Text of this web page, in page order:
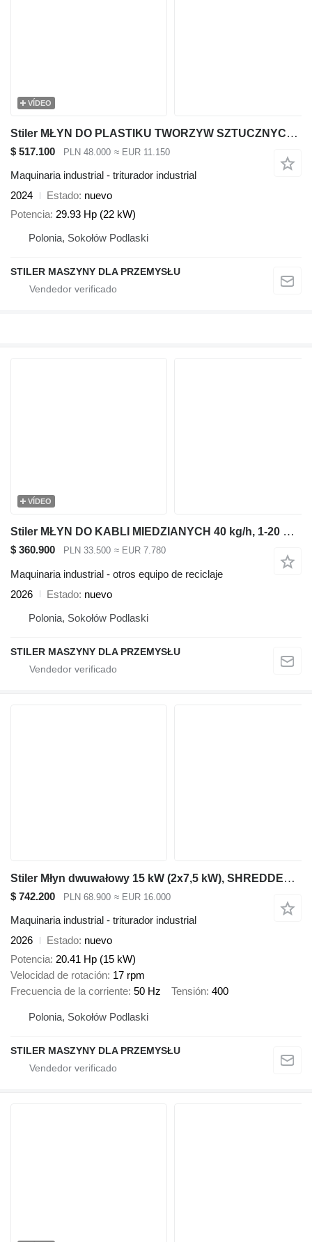
VÍDEO
Stiler MŁYN DO PLASTIKU TWORZYW SZTUCZNYCH, PLASTIC SHREDDER MILL 22 KW
$ 517.100 PLN 48.000 ≈ EUR 11.150
Maquinaria industrial - triturador industrial
2024
Estado nuevo
Potencia 29.93 Hp (22 kW)
Polonia, Sokołów Podlaski
STILER MASZYNY DLA PRZEMYSŁU
VÍDEO
Stiler MŁYN DO KABLI MIEDZIANYCH 40 kg/h, 1-20 mm, COPPER CABLE MILL
$ 360.900 PLN 33.500 ≈ EUR 7.780
Maquinaria industrial - otros equipo de reciclaje
2026
Estado nuevo
Polonia, Sokołów Podlaski
STILER MASZYNY DLA PRZEMYSŁU
Stiler Młyn dwuwałowy 15 kW (2x7,5 kW), SHREDDER DOUBLE SHAFT
$ 742.200 PLN 68.900 ≈ EUR 16.000
Maquinaria industrial - triturador industrial
2026
Estado nuevo
Potencia 20.41 Hp (15 kW)
Velocidad de rotación 17 rpm
Frecuencia de la corriente 50 Hz Tensión 400
Polonia, Sokołów Podlaski
STILER MASZYNY DLA PRZEMYSŁU